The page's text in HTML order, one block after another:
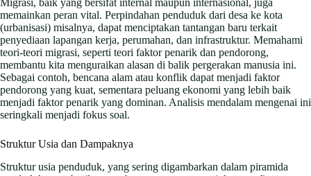
Migrasi, baik yang bersifat internal maupun internasional, juga
memainkan peran vital. Perpindahan penduduk dari desa ke kota
(urbanisasi) misalnya, dapat menciptakan tantangan baru terkait
penyediaan lapangan kerja, perumahan, dan infrastruktur. Memahami
teori-teori migrasi, seperti teori faktor penarik dan pendorong,
membantu kita menguraikan alasan di balik pergerakan manusia ini.
Sebagai contoh, bencana alam atau konflik dapat menjadi faktor
pendorong yang kuat, sementara peluang ekonomi yang lebih baik
menjadi faktor penarik yang dominan. Analisis mendalam mengenai ini
seringkali menjadi fokus soal.
Struktur Usia dan Dampaknya
Struktur usia penduduk, yang sering digambarkan dalam piramida